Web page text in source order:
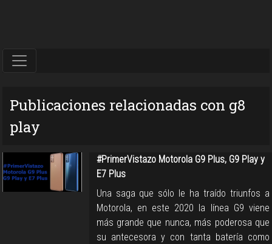
Publicaciones relacionadas con g8
play
#PrimerVistazo Motorola G9 Plus, G9 Play y
E7 Plus
Una saga que sólo le ha traído triunfos a
Motorola, en este 2020 la línea G9 viene
más grande que nunca, más poderosa que
su antecesora y con tanta batería como